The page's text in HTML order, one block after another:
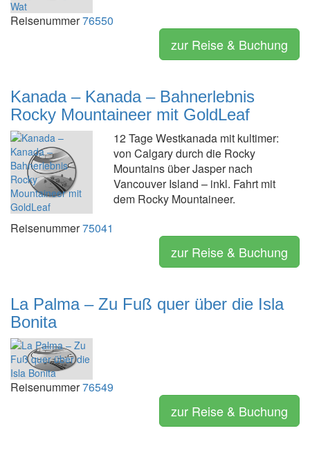
Reisenummer76550
zur Reise & Buchung
Kanada – Kanada – Bahnerlebnis
Rocky Mountaineer mit GoldLeaf
12 Tage Westkanada mit kultimer:
von Calgary durch die Rocky
Mountains über Jasper nach
Vancouver Island – inkl. Fahrt mit
dem Rocky Mountaineer.
Reisenummer75041
zur Reise & Buchung
La Palma – Zu Fuß quer über die Isla
Bonita
Reisenummer76549
zur Reise & Buchung